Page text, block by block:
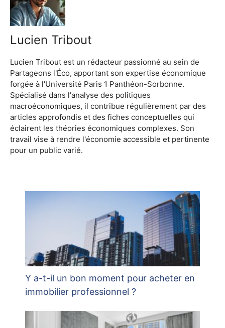
Lucien Tribout
Lucien Tribout est un rédacteur passionné au sein de
Partageons l'Éco, apportant son expertise économique
forgée à l'Université Paris 1 Panthéon-Sorbonne.
Spécialisé dans l'analyse des politiques
macroéconomiques, il contribue régulièrement par des
articles approfondis et des fiches conceptuelles qui
éclairent les théories économiques complexes. Son
travail vise à rendre l'économie accessible et pertinente
pour un public varié.
Y a-t-il un bon moment pour acheter en
immobilier professionnel ?